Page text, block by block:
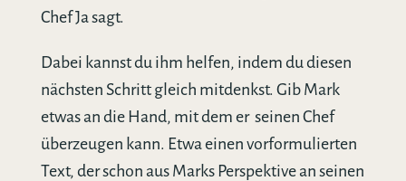
Chef Ja sagt.
Dabei kannst du ihm helfen, indem du diesen
nächsten Schritt gleich mitdenkst. Gib Mark
etwas an die Hand, mit dem er seinen Chef
überzeugen kann. Etwa einen vorformulierten
Text, der schon aus Marks Perspektive an seinen